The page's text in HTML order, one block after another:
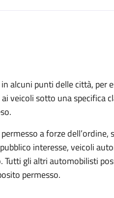
alcuni punti delle città, per
veicoli sotto una specifica
a forze dell’ordine,
interesse, veicoli
gli altri automobilisti
permesso.